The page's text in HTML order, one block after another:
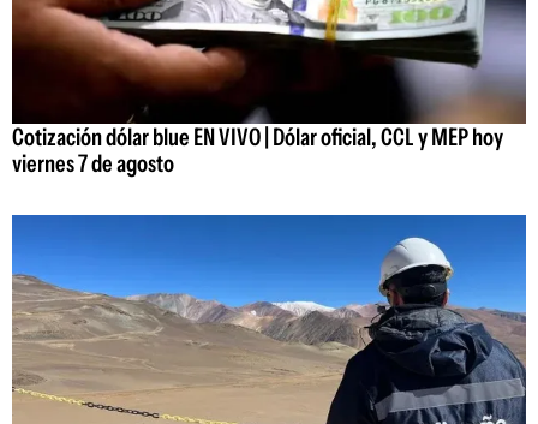
Cotización dólar blue EN VIVO | Dólar oficial, CCL y MEP hoy
viernes 7 de agosto